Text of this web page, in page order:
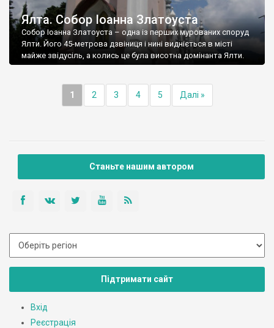
Ялта. Собор Іоанна Златоуста
Собор Іоанна Златоуста – одна із перших мурованих споруд
Ялти. Його 45-метрова дзвіниця і нині видніється в місті
майже звідусіль, а колись це була висотна домінанта Ялти.
1 2 3 4 5 Далі »
Станьте нашим автором
Підтримати сайт
Вхід
Реєстрація